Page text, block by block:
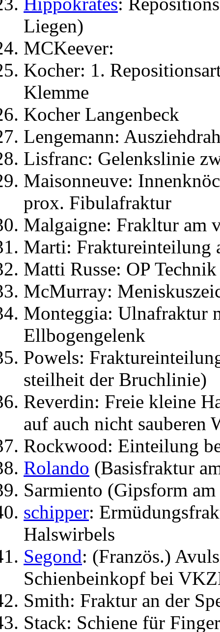
Liegen)
MCKeever:
Kocher: 1.
Klemme
Kocher Langenbeck
Lengemann:
Lisfranc: Gelenkslinie
Maisonneuve:
prox. Fibulafraktur
Malgaigne: Frakltur am
Marti: Fraktureinteilung
Matti Russe: OP
McMurray:
Monteggia: Ulnafraktur
Ellbogengelenk
Powels:
steilheit der Bruchlinie)
Reverdin: Freie kleine
auf auch nicht sauberen
Rockwood: Einteilung
Rolando (Basisfraktur
Sarmiento (Gipsform
schipper:
Halswirbels
Segond: (Französ.)
Schienbeinkopf bei
Smith: Fraktur an der
Stack: Schiene für